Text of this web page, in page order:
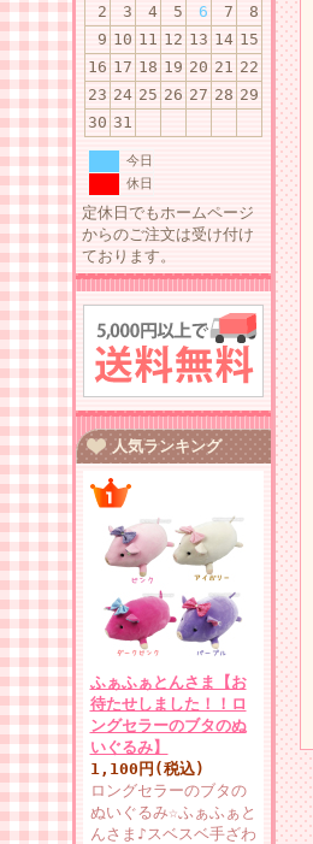
2
3 4 5 6 7
8
9 10 11 12 13 14 15
16 17 18 19 20 21 22
23 24 25 26 27 28 29
30 31
今日
休日
定休日でもホームページ
からのご注文は受け付け
ております。
人気ランキング
ふぁふぁとんさま【お
待たせしました！！ロ
ングセラーのブタのぬ
いぐるみ】
1,100円(税込)
ロングセラーのブタの
ぬいぐるみ☆ふぁふぁと
んさま♪スベスベ手ざわ